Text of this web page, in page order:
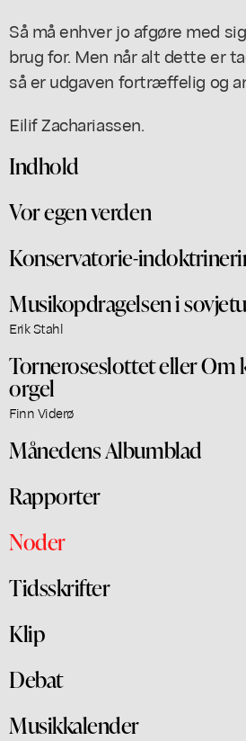
Så må enhver jo afgøre med
brug for. Men når alt dette er
så er udgaven fortræffelig og
Eilif Zachariassen.
Indhold
Vor egen verden
Konservatorie-
Musikopdragelsen i
Erik Stahl
Torneroseslottet eller Om
orgel
Finn Viderø
Månedens Albumblad
Rapporter
Noder
Tidsskrifter
Klip
Debat
Musikkalender